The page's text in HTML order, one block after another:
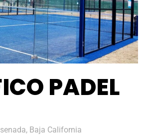
PADEL
Baja California